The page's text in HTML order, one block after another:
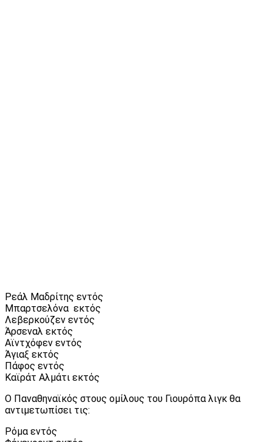
Ρεάλ Μαδρίτης εντός
Μπαρτσελόνα εκτός
Λεβερκούζεν εντός
Άρσεναλ εκτός
Αϊντχόφεν εντός
Άγιαξ εκτός
Πάφος εντός
Καϊράτ Αλμάτι εκτός
Ο Παναθηναϊκός στους ομίλους του Γιουρόπα λιγκ θα
αντιμετωπίσει τις:
Ρόμα εντός